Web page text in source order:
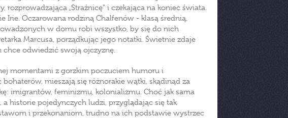
rozprowadzająca „Strażnicę" i czekająca na koniec świata.
Irie. Oczarowana rodziną Chalfenów - klasą średnią,
w domu robi wszystko, by się do nich
Marcusa, porządkując jego notatki. Świetnie zdaje
chce odwiedzić swoją ojczyznę.
momentami z gorzkim poczuciem humoru i
mieszają się różnorakie wątki, skądinąd za
imigrantów, feminizmu, kolonializmu. Choć jak sama
historie pojedynczych ludzi, przyglądając się tak
i przekonaniom, trudno na ich podstawie wystrzec